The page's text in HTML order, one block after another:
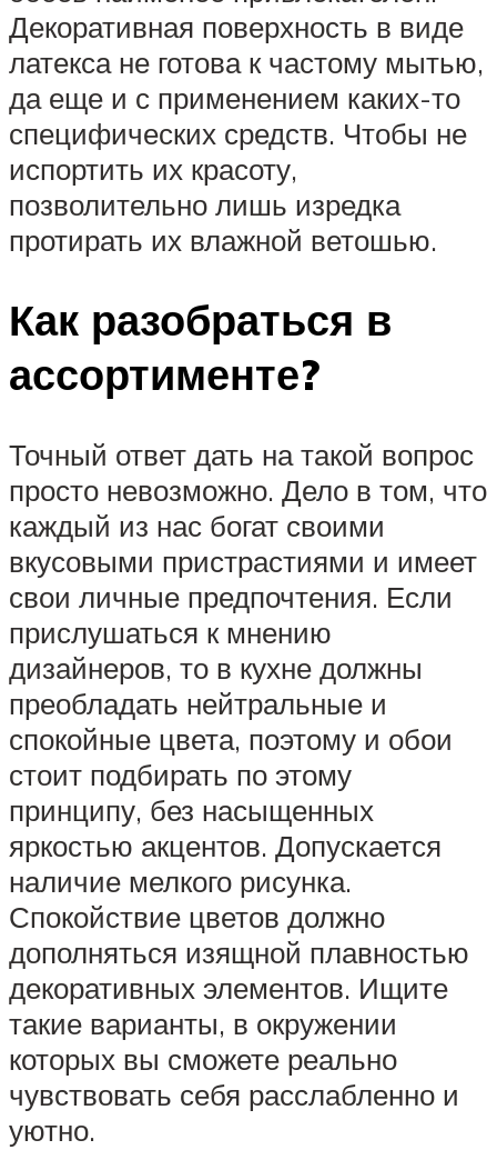
Декоративная поверхность в виде
латекса не готова к частому мытью,
да еще и с применением каких-то
специфических средств. Чтобы не
испортить их красоту,
позволительно лишь изредка
протирать их влажной ветошью.
Как разобраться в
ассортименте?
Точный ответ дать на такой вопрос
просто невозможно. Дело в том, что
каждый из нас богат своими
вкусовыми пристрастиями и имеет
свои личные предпочтения. Если
прислушаться к мнению
дизайнеров, то в кухне должны
преобладать нейтральные и
спокойные цвета, поэтому и обои
стоит подбирать по этому
принципу, без насыщенных
яркостью акцентов. Допускается
наличие мелкого рисунка.
Спокойствие цветов должно
дополняться изящной плавностью
декоративных элементов. Ищите
такие варианты, в окружении
которых вы сможете реально
чувствовать себя расслабленно и
уютно.